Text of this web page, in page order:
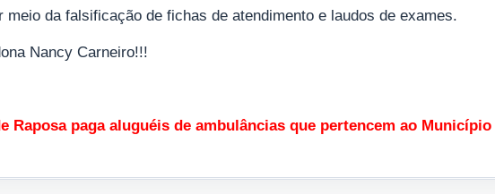
meio da falsificação de fichas de atendimento e laudos de exames.
Nancy Carneiro!!!
Raposa paga aluguéis de ambulâncias que pertencem ao Município